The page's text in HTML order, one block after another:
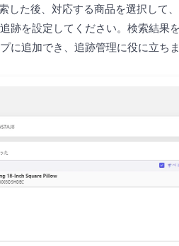
した後、対応する商品を選択して
跡を設定してください。検索結果
に追加でき、追跡管理に役に立ちま